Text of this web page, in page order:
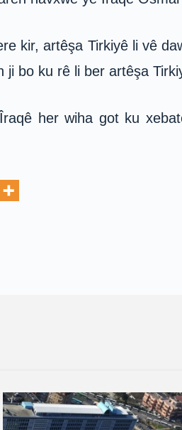
kir, artêşa Tirkiyê li vê
ji bo ku rê li ber artêşa
her wiha got ku